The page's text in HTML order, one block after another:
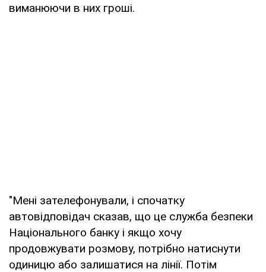
виманюючи в них гроші.
"Мені зателефонували, і спочатку
автовідповідач сказав, що це служба безпеки
Національного банку і якщо хочу
продовжувати розмову, потрібно натиснути
одиницю або залишатися на лінії. Потім